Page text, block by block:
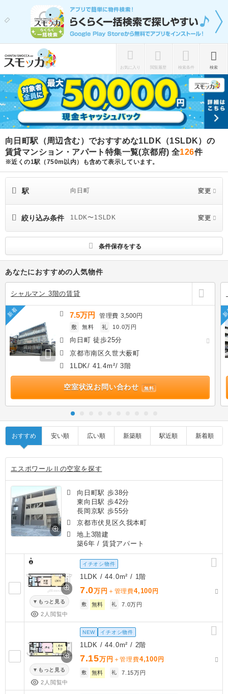
お気に入り 閲覧履歴 検索条件 検索
向日町駅（周辺含む）でおすすめな1LDK（1SLDK）の
賃貸マンション・アパート特集一覧(京都府) 全126件
※近くの1駅（750m以内）も含めて表示しています。
駅 向日町 変更
絞り込み条件 1LDK〜1SLDK 変更
条件保存をする
あなたにおすすめの人気物件
シャルマン 3階の賃貸
新着 7.5万円 管理費3,500円
敷 無料 礼 10.0万円
向日町 徒歩25分
京都市南区久世大薮町
1LDK/ 41.4m²/ 3階
空室状況お問い合わせ 無料
おすすめ 安い順 広い順 新築順 駅近順 新着順
エスポワールⅡの空室を探す
向日町駅 歩38分
東向日駅 歩42分
長岡京駅 歩55分
京都市伏見区久我本町
地上3階建
築6年 / 賃貸アパート
もっと見る
2人閲覧中
イチオシ物件
1LDK / 44.0m² / 1階
7.0万円 ＋管理費4,100 円
敷 無料 礼 7.0万円
もっと見る
2人閲覧中
NEW イチオシ物件
1LDK / 44.0m² / 2階
7.15万円 ＋管理費4,100 円
敷 無料 礼 7.15万円